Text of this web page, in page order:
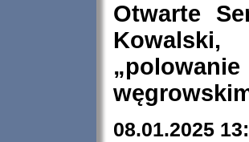
Otwarte
08.01.2025